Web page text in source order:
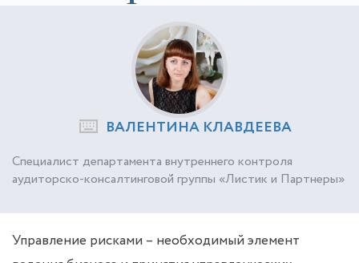
ВАЛЕНТИНА КЛАВДЕЕВА
Специалист департамента внутреннего контроля
аудиторско-консалтинговой группы «Листик и Партнеры»
Управление рисками – необходимый элемент